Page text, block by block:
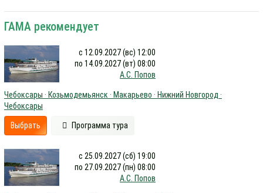
ГАМА рекомендует
с 12.09.2027 (вс) 12:00
по 14.09.2027 (вт) 08:00
А.С. Попов
Чебоксары · Козьмодемьянск · Макарьево · Нижний Новгород ·
Чебоксары
Выбрать Программа тура
с 25.09.2027 (сб) 19:00
по 27.09.2027 (пн) 08:00
А.С. Попов